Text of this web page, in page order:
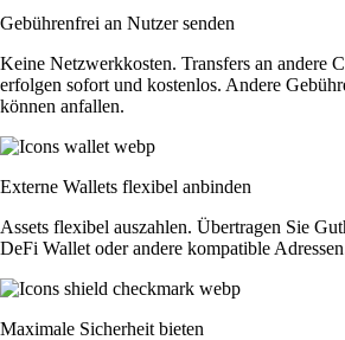
Gebührenfrei an Nutzer senden
Keine Netzwerkkosten. Transfers an andere
erfolgen sofort und kostenlos. Andere
können anfallen.
Externe Wallets flexibel anbinden
Assets flexibel auszahlen. Übertragen Sie
DeFi Wallet oder andere kompatible
Maximale Sicherheit bieten